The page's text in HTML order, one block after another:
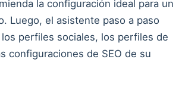
la configuración ideal para un
Luego, el asistente paso a paso
los perfiles sociales, los perfiles de
configuraciones de SEO de su